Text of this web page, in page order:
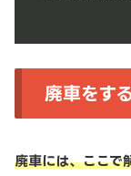
廃車をす
廃車には、ここで